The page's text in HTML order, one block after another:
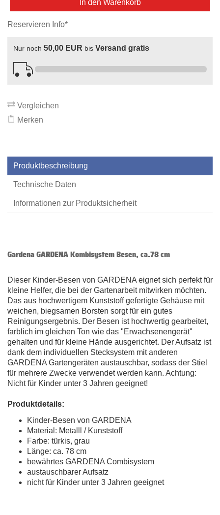
In den Warenkorb
Reservieren Info*
Nur noch 50,00 EUR bis Versand gratis
Vergleichen
Merken
Produktbeschreibung
Technische Daten
Informationen zur Produktsicherheit
Gardena GARDENA Kombisystem Besen, ca.78 cm
Dieser Kinder-Besen von GARDENA eignet sich perfekt für
kleine Helfer, die bei der Gartenarbeit mitwirken möchten.
Das aus hochwertigem Kunststoff gefertigte Gehäuse mit
weichen, biegsamen Borsten sorgt für ein gutes
Reinigungsergebnis. Der Besen ist hochwertig gearbeitet,
farblich im gleichen Ton wie das "Erwachsenengerät"
gehalten und für kleine Hände ausgerichtet. Der Aufsatz ist
dank dem individuellen Stecksystem mit anderen
GARDENA Gartengeräten austauschbar, sodass der Stiel
für mehrere Zwecke verwendet werden kann. Achtung:
Nicht für Kinder unter 3 Jahren geeignet!
Produktdetails:
Kinder-Besen von GARDENA
Material: Metalll / Kunststoff
Farbe: türkis, grau
Länge: ca. 78 cm
bewährtes GARDENA Combisystem
austauschbarer Aufsatz
nicht für Kinder unter 3 Jahren geeignet